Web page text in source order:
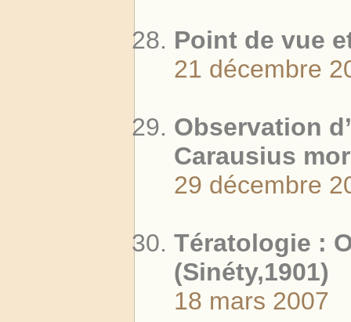
Point de vue
21 décembre
Observation
Carausius
29 décembre
Tératologie :
(Sinéty,1901)
18 mars 2007